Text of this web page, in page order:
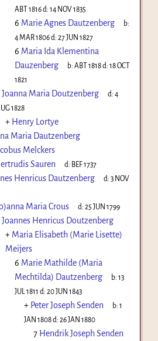
ABT 1816d: 14 NOV 1835
6 Marie Agnes Dautzenberg
b:
4 MAR 1806d: 27 JUN 1827
6 Maria Ida Klementina
Dauzenberg
b:ABT 1818d:18 OCT
1821
Joanna Maria Doutzenberg d:4
1828
+ Henry Lortye
Maria Dautzenberg
Melckers
Sauren d: BEF 1737
Henricus Dautzenberg d:3 NOV
Maria Crous d:25 JUN 1799
Joannes Henricus Doutzenberg
+ Maria Elisabeth (Marie Lisette)
Meijers
6 Marie Mathilde (Maria
Mechtilda) Dautzenberg
b:13
JUL 1811 d: 20 JUN 1843
+ Peter Joseph Senden b:1
JAN 1808d: 26 JAN 1880
7 Hendrik Joseph Senden